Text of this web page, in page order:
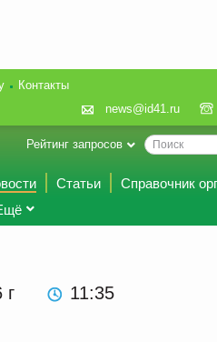
Контакты
news@id41.ru
Рейтинг запросов
Статьи
Справочник
г 11:35